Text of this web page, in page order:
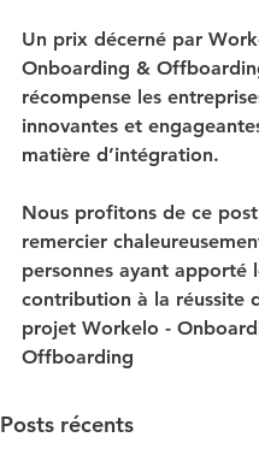
Un prix décerné par
Onboarding &
récompense les
innovantes et
matière d’intégration.
Nous profitons de ce
remercier
personnes ayant apporté
contribution à la réussite
projet Workelo -
Offboarding
Posts récents